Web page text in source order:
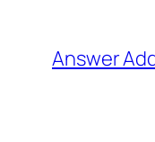
Inhalt
springen
Answer